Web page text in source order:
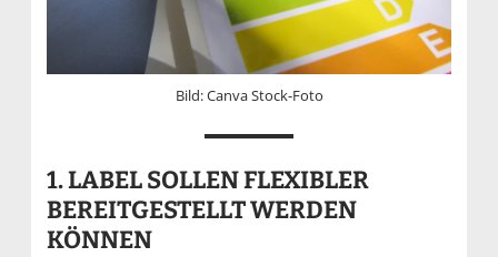
Bild: Canva Stock-Foto
1. LABEL SOLLEN FLEXIBLER
BEREITGESTELLT WERDEN
KÖNNEN